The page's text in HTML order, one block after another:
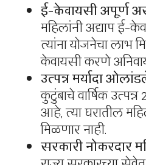
ई-केवायसी अपूर्ण
महिलांनी अद्याप ई-
त्यांना योजनेचा लाभ
केवायसी करणे
उत्पन्न मर्यादा
कुटुंबाचे वार्षिक
आहे, त्या घरातील
मिळणार नाही.
सरकारी नोकरदार